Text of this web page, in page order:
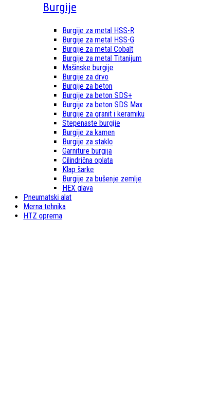
Burgije
Burgije za metal HSS-R
Burgije za metal HSS-G
Burgije za metal Cobalt
Burgije za metal Titanijum
Mašinske burgije
Burgije za drvo
Burgije za beton
Burgije za beton SDS+
Burgije za beton SDS Max
Burgije za granit i keramiku
Stepenaste burgije
Burgije za kamen
Burgije za staklo
Garniture burgija
Cilindrična oplata
Klap šarke
Burgije za bušenje zemlje
HEX glava
Pneumatski alat
Merna tehnika
HTZ oprema